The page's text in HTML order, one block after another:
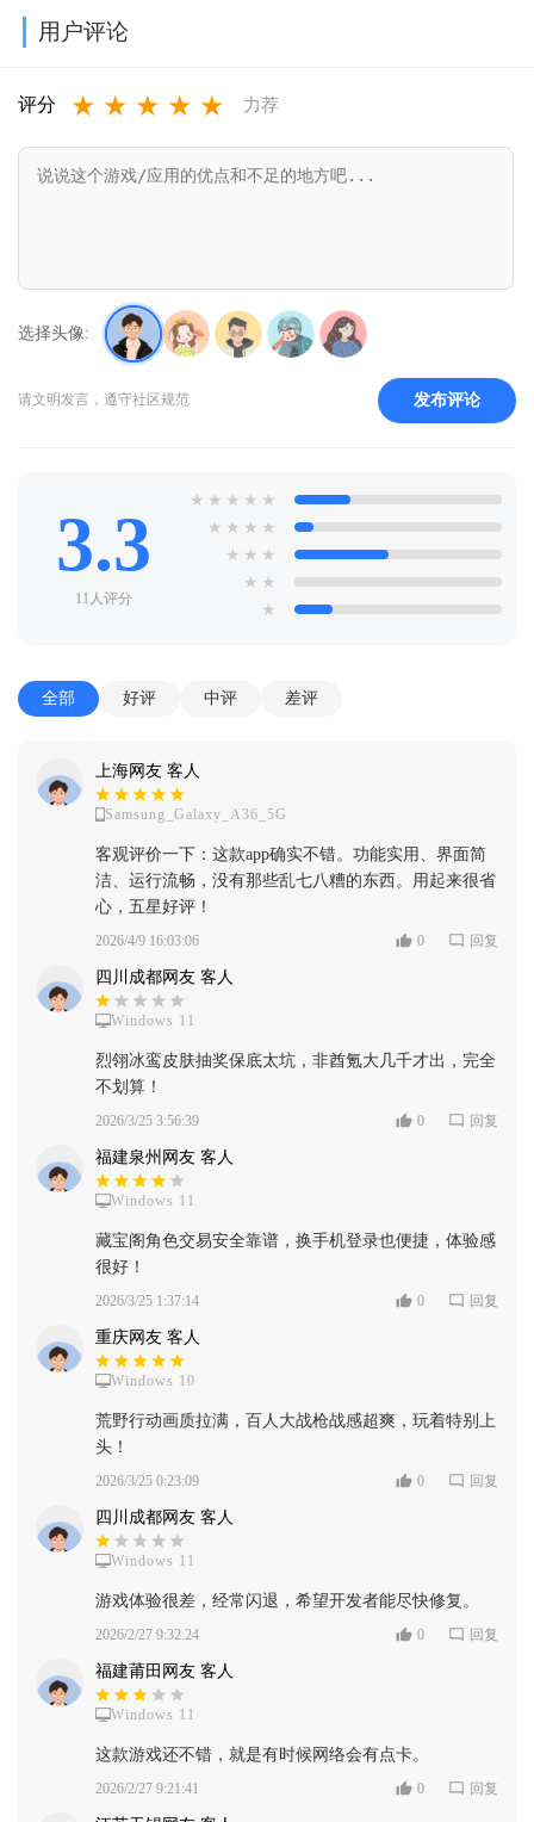
Brawl)v68.279infinity)v14.593.1
用户评论
评分 ★ ★ ★ ★ ★ 力荐
选择头像:
请文明发言，遵守社区规范 发布评论
3.3
11人评分
★ ★ ★ ★ ★
★ ★ ★ ★
★ ★ ★
★ ★
★
全部 好评 中评 差评
上海网友 客人
Samsung_Galaxy_A36_5G
客观评价一下：这款app确实不错。功能实用、界面简
洁、运行流畅，没有那些乱七八糟的东西。用起来很省
心，五星好评！
2026/4/9 16:03:06 0 回复
四川成都网友 客人
Windows 11
烈翎冰鸾皮肤抽奖保底太坑，非酋氪大几千才出，完全
不划算！
2026/3/25 3:56:39 0 回复
福建泉州网友 客人
Windows 11
藏宝阁角色交易安全靠谱，换手机登录也便捷，体验感
很好！
2026/3/25 1:37:14 0 回复
重庆网友 客人
Windows 10
荒野行动画质拉满，百人大战枪战感超爽，玩着特别上
头！
2026/3/25 0:23:09 0 回复
四川成都网友 客人
Windows 11
游戏体验很差，经常闪退，希望开发者能尽快修复。
2026/2/27 9:32:24 0 回复
福建莆田网友 客人
Windows 11
这款游戏还不错，就是有时候网络会有点卡。
2026/2/27 9:21:41 0 回复